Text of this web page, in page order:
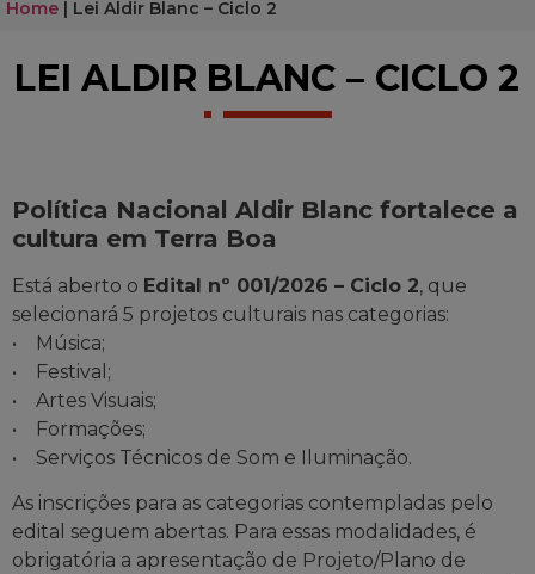
Home | Lei Aldir Blanc – Ciclo 2
LEI ALDIR BLANC – CICLO 2
Política Nacional Aldir Blanc fortalece a
cultura em Terra Boa
Está aberto o Edital nº 001/2026 – Ciclo 2, que
selecionará 5 projetos culturais nas categorias:
• Música;
• Festival;
• Artes Visuais;
• Formações;
• Serviços Técnicos de Som e Iluminação.
As inscrições para as categorias contempladas pelo
edital seguem abertas. Para essas modalidades, é
obrigatória a apresentação de Projeto/Plano de